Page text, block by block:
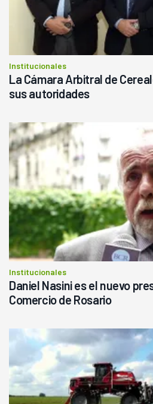
Institucionales
La Cámara Arbitral de
sus autoridades
Institucionales
Daniel Nasini es el nuevo
Comercio de Rosario